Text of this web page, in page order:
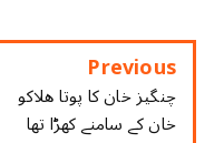
Previous
چنگیز خان کا پوتا ھلاکو
خان کے سامنے کھڑا تھا